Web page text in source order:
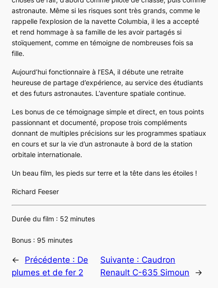
astronaute. Même si les risques sont très grands, comme le
rappelle l’explosion de la navette Columbia, il les a accepté
et rend hommage à sa famille de les avoir partagés si
stoïquement, comme en témoigne de nombreuses fois sa
fille.
Aujourd’hui fonctionnaire à l’ESA, il débute une retraite
heureuse de partage d’expérience, au service des étudiants
et des futurs astronautes. L’aventure spatiale continue.
Les bonus de ce témoignage simple et direct, en tous points
passionnant et documenté, propose trois compléments
donnant de multiples précisions sur les programmes spatiaux
en cours et sur la vie d’un astronaute à bord de la station
orbitale internationale.
Un beau film, les pieds sur terre et la tête dans les étoiles !
Richard Feeser
Durée du film : 52 minutes
Bonus : 95 minutes
← Précédente : De
plumes et de fer 2
Suivante : Caudron
Renault C-635 Simoun
→